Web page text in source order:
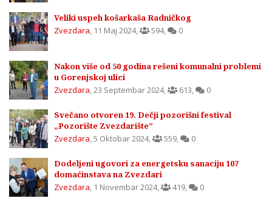
Veliki uspeh košarkaša Radničkog
Zvezdara, 11 Maj 2024, 594, 0
Nakon više od 50 godina rešeni komunalni problemi
u Gorenjskoj ulici
Zvezdara,23 Septembar 2024, 613, 0
Svečano otvoren 19. Dečji pozorišni festival
„Pozorište Zvezdarište”
Zvezdara,5 Oktobar 2024, 559, 0
Dodeljeni ugovori za energetsku sanaciju 107
domaćinstava na Zvezdari
Zvezdara, 1 Novembar 2024, 419, 0